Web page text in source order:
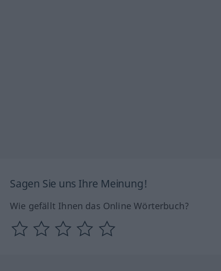
Sagen Sie uns Ihre Meinung!
Wie gefällt Ihnen das Online Wörterbuch?